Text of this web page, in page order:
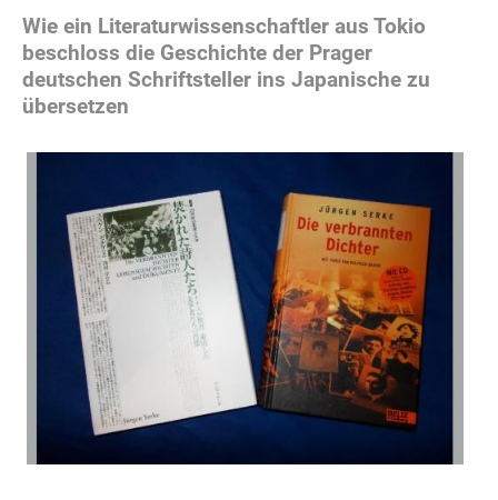
Wie ein Literaturwissenschaftler aus Tokio
beschloss die Geschichte der Prager
deutschen Schriftsteller ins Japanische zu
übersetzen